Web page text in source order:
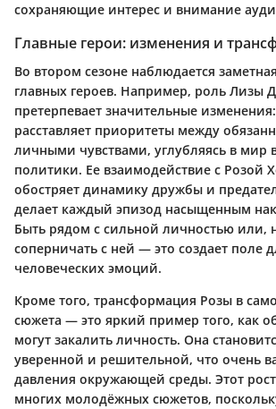
сохраняющие интерес и внимание
Главные герои: изменения и
Во втором сезоне наблюдается
главных героев. Например, роль Лизы
претерпевает значительные
расставляет приоритеты между
личными чувствами, углубляясь в мир
политики. Ее взаимодействие с Розой
обостряет динамику дружбы и
делает каждый эпизод насыщенным
Быть рядом с сильной личностью или,
соперничать с ней — это создает поле
человеческих эмоций.
Кроме того, трансформация Розы в
сюжета — это яркий пример того, как
могут закалить личность. Она
уверенной и решительной, что очень
давления окружающей среды. Этот
многих молодёжных сюжетов,